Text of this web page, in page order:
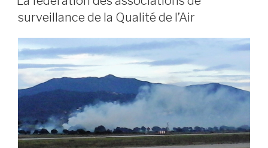
surveillance de la Qualité de l’Air